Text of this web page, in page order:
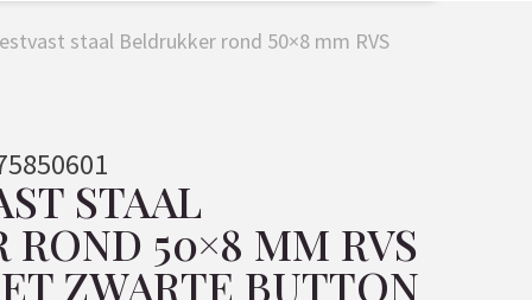
staal Beldrukker rond 50×8 mm RVS
STAAL
ROND 50×8 MM RVS
ZWARTE BUTTON